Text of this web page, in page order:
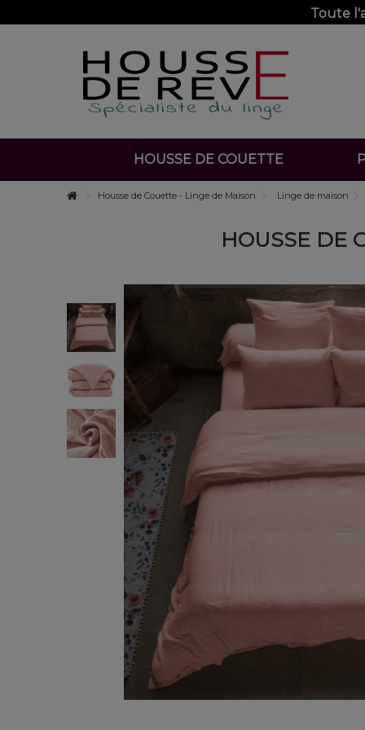
Toute
HOUSSE DE COUETTE
Housse de Couette - Linge de Maison Linge de maison
HOUSSE DE